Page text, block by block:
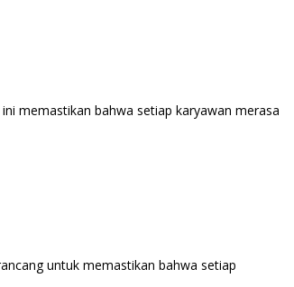
memastikan bahwa setiap karyawan merasa
untuk memastikan bahwa setiap